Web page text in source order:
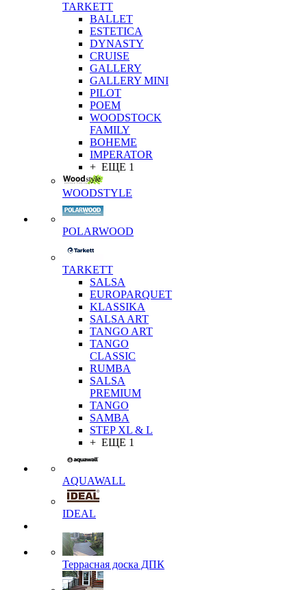
TARKETT
BALLET
ESTETICA
DYNASTY
CRUISE
GALLERY
GALLERY MINI
PILOT
POEM
WOODSTOCK
FAMILY
BOHEME
IMPERATOR
+ ЕЩЕ 1
WOODSTYLE
POLARWOOD
TARKETT
SALSA
EUROPARQUET
KLASSIKA
SALSA ART
TANGO ART
TANGO
CLASSIC
RUMBA
SALSA
PREMIUM
TANGO
SAMBA
STEP XL & L
+ ЕЩЕ 1
AQUAWALL
IDEAL
Террасная доска ДПК